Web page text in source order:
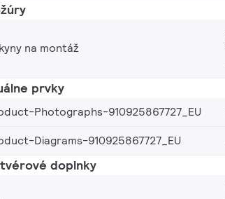
na montáž
prvky
Photographs-910925867727_EU
Diagrams-910925867727_EU
doplnky